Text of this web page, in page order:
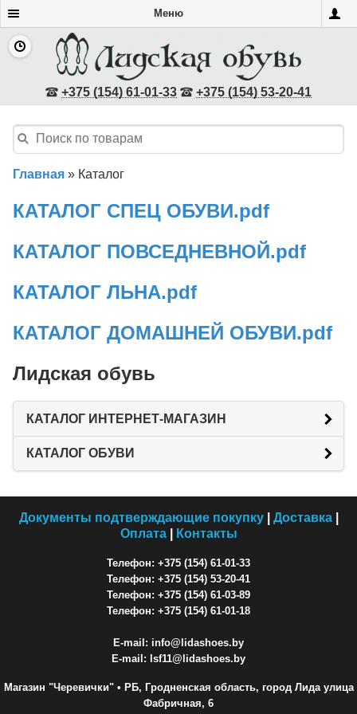
Меню
+375 (154) 61-01-33 +375 (154) 53-20-41
Главная » Каталог
КАТАЛОГ СПЕЦ ОБУВИ.pdf
КАТАЛОГ ПОВСЕДНЕВНОЙ.pdf
КАТАЛОГ ЛЬНА.pdf
КАТАЛОГ ДОМАШНЕЙ ОБУВИ.pdf
Лидская обувь
КАТАЛОГ ИНТЕРНЕТ-МАГАЗИН
КАТАЛОГ ОБУВИ
Документы подтверждающие покупку| Доставка|
Оплата| Контакты
Телефон: +375 (154) 61-01-33
Телефон: +375 (154) 53-20-41
Телефон: +375 (154) 61-03-89
Телефон: +375 (154) 61-01-18
E-mail: info@lidashoes.by
E-mail: lsf11@lidashoes.by
Магазин "Черевички"• РБ, Гродненская область, город Лида улица
Фабричная, 6